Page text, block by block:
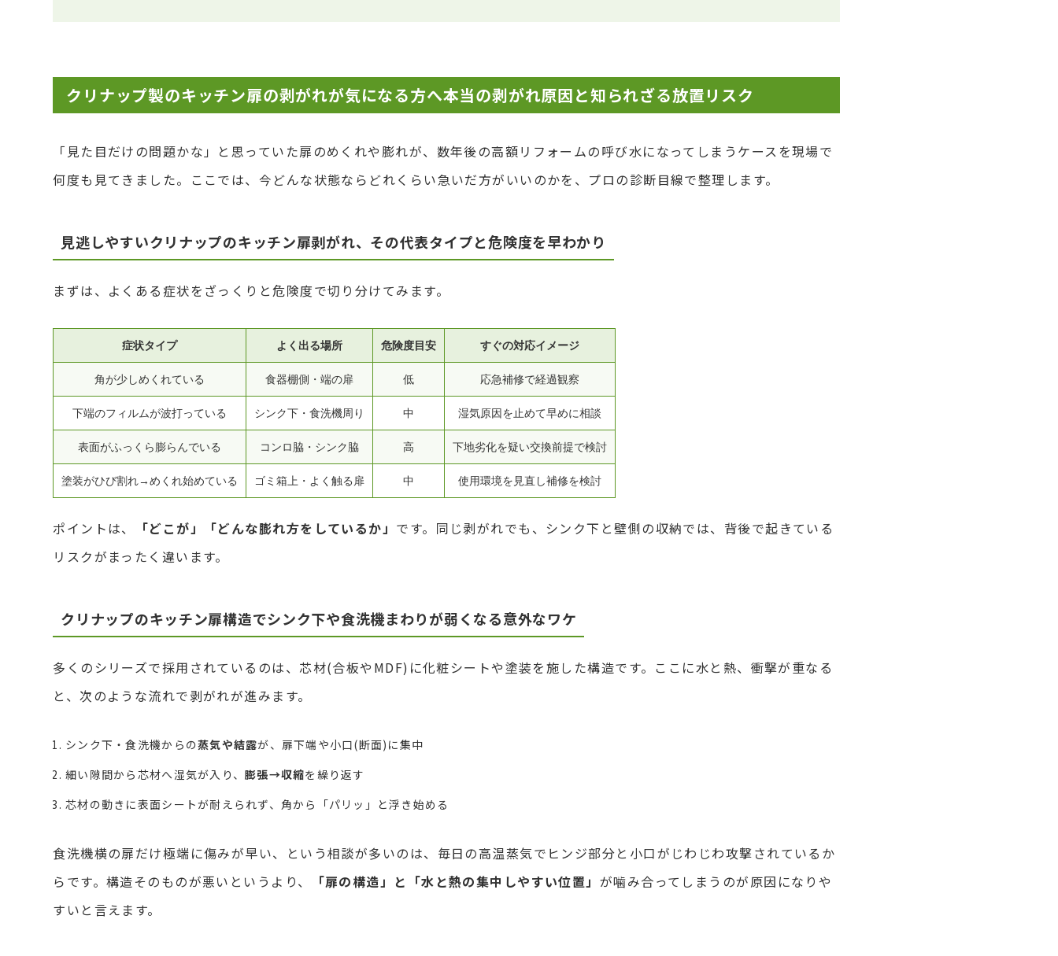
クリナップ製のキッチン扉の剥がれが気になる方へ本当の剥がれ原因と知られざる放置リスク
「見た目だけの問題かな」と思っていた扉のめくれや膨れが、数年後の高額リフォームの呼び水になってしまうケースを現場で
何度も見てきました。ここでは、今どんな状態ならどれくらい急いだ方がいいのかを、プロの診断目線で整理します。
見逃しやすいクリナップのキッチン扉剥がれ、その代表タイプと危険度を早わかり
まずは、よくある症状をざっくりと危険度で切り分けてみます。
症状タイプ よく出る場所 危険度目安 すぐの対応イメージ
角が少しめくれている 食器棚側・端の扉 低 応急補修で経過観察
下端のフィルムが波打っている シンク下・食洗機周り 中 湿気原因を止めて早めに相談
表面がふっくら膨らんでいる コンロ脇・シンク脇 高 下地劣化を疑い交換前提で検討
塗装がひび割れ→めくれ始めている ゴミ箱上・よく触る扉 中 使用環境を見直し補修を検討
ポイントは、 「どこが」「どんな膨れ方をしているか」 です。同じ剥がれでも、シンク下と壁側の収納では、背後で起きている
リスクがまったく違います。
クリナップのキッチン扉構造でシンク下や食洗機まわりが弱くなる意外なワケ
多くのシリーズで採用されているのは、芯材(合板やMDF)に化粧シートや塗装を施した構造です。ここに水と熱、衝撃が重なる
と、次のような流れで剥がれが進みます。
シンク下・食洗機からの蒸気や結露が、扉下端や小口(断面)に集中
細い隙間から芯材へ湿気が入り、膨張→収縮を繰り返す
芯材の動きに表面シートが耐えられず、角から「パリッ」と浮き始める
食洗機横の扉だけ極端に傷みが早い、という相談が多いのは、毎日の高温蒸気でヒンジ部分と小口がじわじわ攻撃されているか
らです。構造そのものが悪いというより、
「扉の構造」と「水と熱の集中しやすい位置」 が噛み合ってしまうのが原因になりや
すいと言えます。